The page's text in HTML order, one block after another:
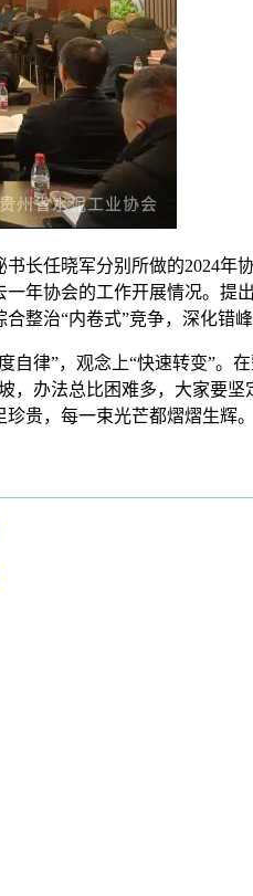
任晓军分别所做的2024年
年协会的工作开展情况。
整治“内卷式”竞争，深化错
”，观念上“快速转变”。
，办法总比困难多，大家要
贵，每一束光芒都熠熠生辉。